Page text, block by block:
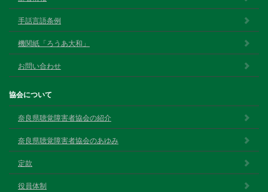
手話言語条例
機関紙「ろうあ大和」
お問い合わせ
協会について
奈良県聴覚障害者協会の紹介
奈良県聴覚障害者協会のあゆみ
定款
役員体制